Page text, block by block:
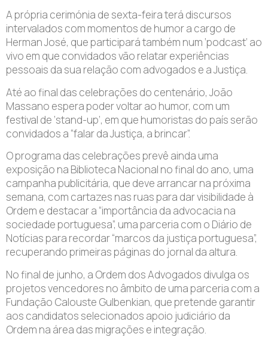
A própria cerimónia de sexta-feira terá discursos
intervalados com momentos de humor a cargo de
Herman José, que participará também num ‘podcast’ ao
vivo em que convidados vão relatar experiências
pessoais da sua relação com advogados e a Justiça.
Até ao final das celebrações do centenário, João
Massano espera poder voltar ao humor, com um
festival de ‘stand-up’, em que humoristas do país serão
convidados a “falar da Justiça, a brincar”.
O programa das celebrações prevê ainda uma
exposição na Biblioteca Nacional no final do ano, uma
campanha publicitária, que deve arrancar na próxima
semana, com cartazes nas ruas para dar visibilidade à
Ordem e destacar a “importância da advocacia na
sociedade portuguesa”, uma parceria com o Diário de
Notícias para recordar “marcos da justiça portuguesa”,
recuperando primeiras páginas do jornal da altura.
No final de junho, a Ordem dos Advogados divulga os
projetos vencedores no âmbito de uma parceria com a
Fundação Calouste Gulbenkian, que pretende garantir
aos candidatos selecionados apoio judiciário da
Ordem na área das migrações e integração.